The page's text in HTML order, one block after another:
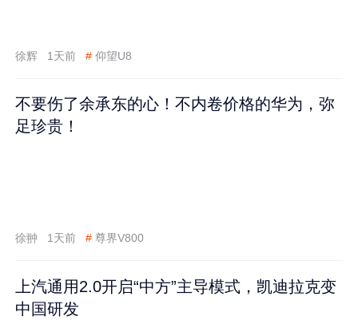
徐辉 1天前 # 仰望U8
不要伤了余承东的心！不内卷价格的华为，弥
足珍贵！
徐翀 1天前 # 尊界V800
上汽通用2.0开启“中方”主导模式，凯迪拉克变
中国研发